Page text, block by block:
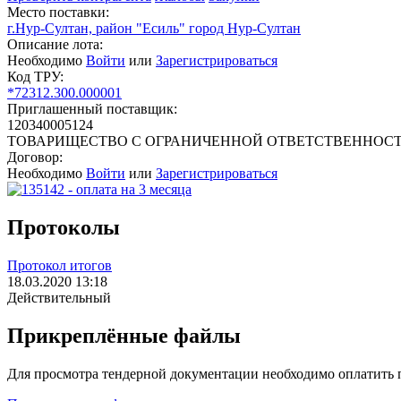
Место поставки:
г.Нур-Султан, район "Есиль" город Нур-Султан
Описание лота:
Необходимо Войти или Зарегистрироваться
Код ТРУ:
*72312.300.000001
Приглашенный поставщик:
120340005124
ТОВАРИЩЕСТВО С ОГРАНИЧЕННОЙ
Договор:
Необходимо Войти или Зарегистрироваться
Протоколы
Протокол итогов
18.03.2020 13:18
Действительный
Прикреплённые файлы
Для просмотра тендерной документации необходимо оплатить